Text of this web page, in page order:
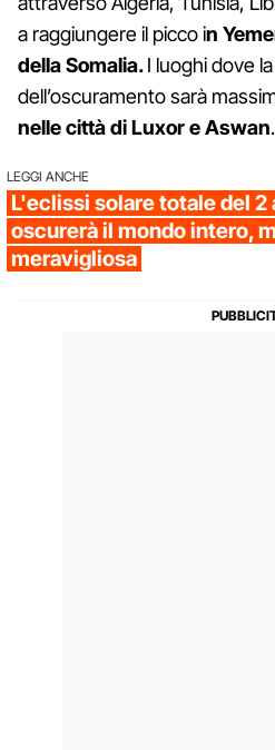
a raggiungere il picco in
della Somalia.I luoghi dove
dell’oscuramento sarà
nelle città di Luxor e Aswan.
LEGGI ANCHE
L'eclissi solare totale del 2
oscurerà il mondo intero,
meravigliosa